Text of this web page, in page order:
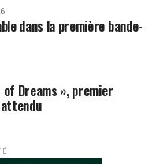
dans la première bande-
Dreams », premier
attendu